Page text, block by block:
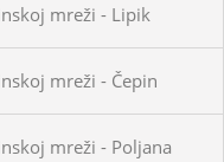
mreži - Lipik
mreži - Čepin
mreži - Poljana